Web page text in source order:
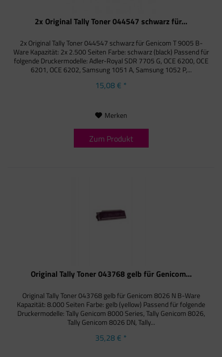
2x Original Tally Toner 044547 schwarz für...
2x Original Tally Toner 044547 schwarz für Genicom T 9005 B-
Ware Kapazität: 2x 2.500 Seiten Farbe: schwarz (black) Passend für
folgende Druckermodelle: Adler-Royal SDR 7705 G, OCE 6200, OCE
6201, OCE 6202, Samsung 1051 A, Samsung 1052 P,...
15,08 € *
Merken
Zum Produkt
Original Tally Toner 043768 gelb für Genicom...
Original Tally Toner 043768 gelb für Genicom 8026 N B-Ware
Kapazität: 8.000 Seiten Farbe: gelb (yellow) Passend für folgende
Druckermodelle: Tally Genicom 8000 Series, Tally Genicom 8026,
Tally Genicom 8026 DN, Tally...
35,28 € *